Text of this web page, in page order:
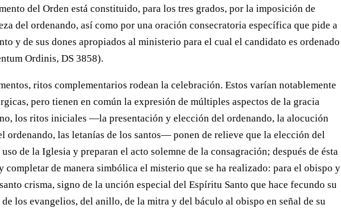
del Orden está constituido, para los tres grados, por la imposición de
del ordenando, así como por una oración consecratoria específica que pide a
y de sus dones apropiados al ministerio para el cual el candidato es ordenado
Ordinis, DS 3858).
ritos complementarios rodean la celebración. Estos varían notablemente
pero tienen en común la expresión de múltiples aspectos de la gracia
los ritos iniciales —la presentación y elección del ordenando, la alocución
ordenando, las letanías de los santos— ponen de relieve que la elección del
de la Iglesia y preparan el acto solemne de la consagración; después de ésta
completar de manera simbólica el misterio que se ha realizado: para el obispo y
crisma, signo de la unción especial del Espíritu Santo que hace fecundo su
los evangelios, del anillo, de la mitra y del báculo al obispo en señal de su